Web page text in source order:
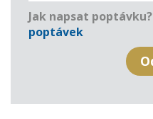
Jak napsat poptávku?
poptávek